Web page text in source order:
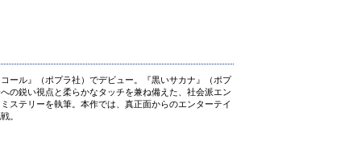
ール』（ポプラ社）でデビュー。『黒いサカナ』（ポプ
の鋭い視点と柔らかなタッチを兼ね備えた、社会派エン
ステリーを執筆。本作では、真正面からのエンターテイ
。